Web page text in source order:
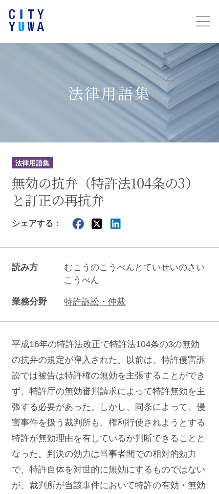
法律用語集
法律用語集
無効の抗弁（特許法104条の3）
と訂正の再抗弁
シェアする：
読み方
むこうのこうべんとていせいのさい
こうべん
業務分野 特許訴訟・仲裁
平成16年の特許法改正で特許法104条の3の無効
の抗弁の規定が導入された。以前は、特許侵害訴
訟では被告は特許権の無効を主張することができ
ず、特許庁の無効審判請求によって特許無効を主
張する必要があった。しかし、同条によって、侵
害事件を扱う裁判所も、権利行使されようとする
特許が無効理由を有しているか判断できることと
なった。判決の効力は当事者間での相対的効力
で、特許自体を対世的に無効にするものではない
が、裁判所が当該事件において特許の有効・無効